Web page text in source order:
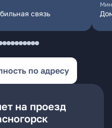
связь
по адресу
на проезд